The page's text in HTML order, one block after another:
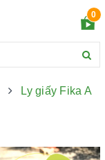
0
Ly giấy Fika A